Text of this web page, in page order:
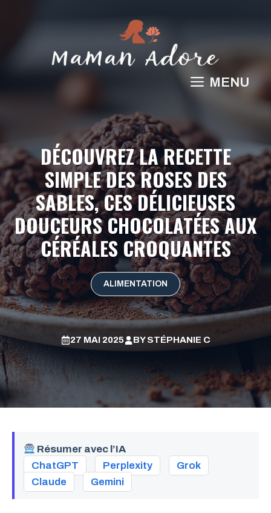
MENU
DÉCOUVREZ LA RECETTE
SIMPLE DES ROSES DES
SABLES, CES DÉLICIEUSES
DOUCEURS CHOCOLATÉES AUX
CÉRÉALES CROQUANTES
ALIMENTATION
27 MAI 2025 BYSTÉPHANIE C
Résumer avec l’IA
ChatGPT
Perplexity
Grok
Claude
Gemini